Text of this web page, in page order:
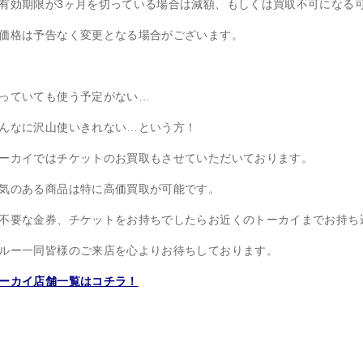
効期限が3ヶ月を切っている場合は減額、もしくは買取不可になる
格は予告なく変更となる場合がございます。
ていても使う予定がない…
なに沢山使いきれない…という方！
ーカイではチケットのお買取もさせていただいております。
のある商品は特に高価買取が可能です。
要な金券、チケットをお持ちでしたらお近くのトーカイまでお持ち
ー一同皆様のご来店を心よりお待ちしております。
ーカイ店舗一覧はコチラ！